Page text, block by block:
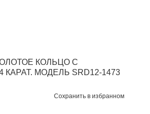
КОЛЬЦО С
МОДЕЛЬ SRD12-1473
Сохранить в избранном